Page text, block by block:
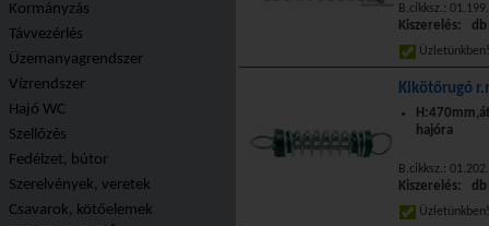
Kormányzás
Távvezérlés
Üzemanyagrendszer
Vízrendszer
Hajó WC
Szellőzés
Fedélzet, bútor
Szerelvények, veretek
Csavarok, kötőelemek
B.cikksz.:
Kiszerelés: db
Kikötőrugó
hajóra
B.cikksz.:
Kiszerelés: db